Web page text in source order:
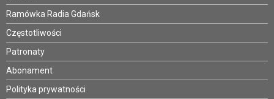
Ramówka Radia Gdańsk
Częstotliwości
Patronaty
Abonament
Polityka prywatności